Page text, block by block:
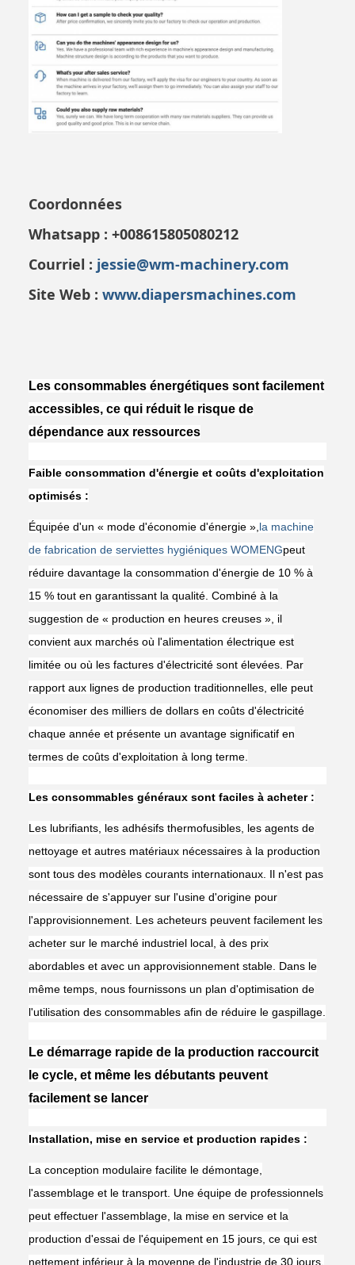
Coordonnées
Whatsapp : +008615805080212
Courriel : jessie@wm-machinery.com
Site Web : www.diapersmachines.com
Les consommables énergétiques sont facilement
accessibles, ce qui réduit le risque de
dépendance aux ressources
Faible consommation d'énergie et coûts d'exploitation
optimisés :
Équipée d'un « mode d'économie d'énergie », la machine
de fabrication de serviettes hygiéniques WOMENGpeut
réduire davantage la consommation d'énergie de 10 % à
15 % tout en garantissant la qualité. Combiné à la
suggestion de « production en heures creuses », il
convient aux marchés où l'alimentation électrique est
limitée ou où les factures d'électricité sont élevées. Par
rapport aux lignes de production traditionnelles, elle peut
économiser des milliers de dollars en coûts d'électricité
chaque année et présente un avantage significatif en
termes de coûts d'exploitation à long terme.
Les consommables généraux sont faciles à acheter :
Les lubrifiants, les adhésifs thermofusibles, les agents de
nettoyage et autres matériaux nécessaires à la production
sont tous des modèles courants internationaux. Il n'est pas
nécessaire de s'appuyer sur l'usine d'origine pour
l'approvisionnement. Les acheteurs peuvent facilement les
acheter sur le marché industriel local, à des prix
abordables et avec un approvisionnement stable. Dans le
même temps, nous fournissons un plan d'optimisation de
l'utilisation des consommables afin de réduire le gaspillage.
Le démarrage rapide de la production raccourcit
le cycle, et même les débutants peuvent
facilement se lancer
Installation, mise en service et production rapides :
La conception modulaire facilite le démontage,
l'assemblage et le transport. Une équipe de professionnels
peut effectuer l'assemblage, la mise en service et la
production d'essai de l'équipement en 15 jours, ce qui est
nettement inférieur à la moyenne de l'industrie de 30 jours.